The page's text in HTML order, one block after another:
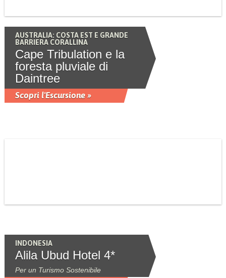
AUSTRALIA: COSTA EST E GRANDE
BARRIERA CORALLINA
Cape Tribulation e la
foresta pluviale di
Daintree
Scopri l'Escursione »
INDONESIA
Alila Ubud Hotel 4*
Per un Turismo Sostenibile